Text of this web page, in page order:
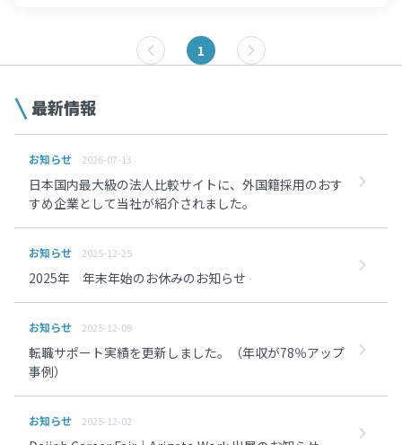
1
最新情報
お知らせ 2026-07-13
日本国内最大級の法人比較サイトに、外国籍採用のおす
すめ企業として当社が紹介されました。
お知らせ 2025-12-25
2025年 年末年始のお休みのお知らせ
お知らせ 2025-12-09
転職サポート実績を更新しました。（年収が78％アップ
事例）
お知らせ 2025-12-02